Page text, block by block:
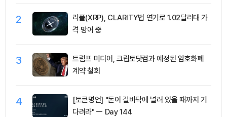
2
리플(XRP), CLARITY법 연기로 1.02달러대 가
격 방어 중
3
트럼프 미디어, 크립토닷컴과 예정된 암호화폐
계약 철회
4
[토큰명언] "돈이 길바닥에 널려 있을 때까지 기
다려라" ㅡ Day 144